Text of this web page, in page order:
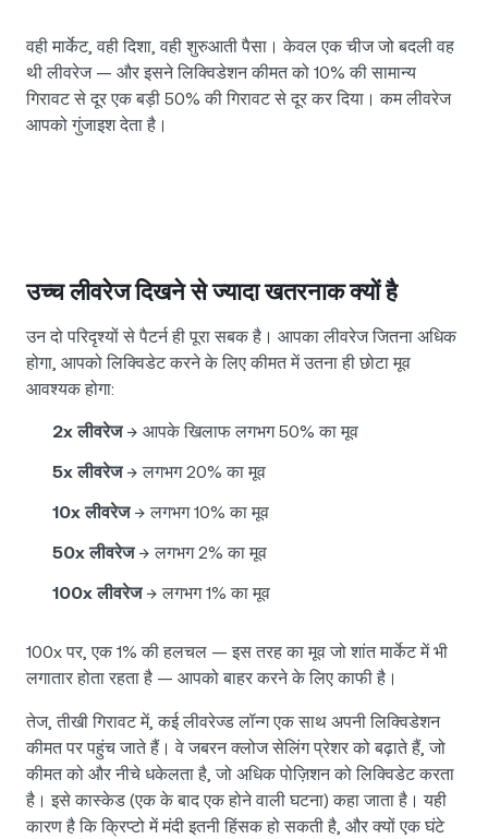
वही मार्केट, वही दिशा, वही शुरुआती पैसा। केवल एक चीज जो बदली वह
थी लीवरेज — और इसने लिक्विडेशन कीमत को 10% की सामान्य
गिरावट से दूर एक बड़ी 50% की गिरावट से दूर कर दिया। कम लीवरेज
आपको गुंजाइश देता है।
उच्च लीवरेज दिखने से ज्यादा खतरनाक क्यों है
उन दो परिदृश्यों से पैटर्न ही पूरा सबक है। आपका लीवरेज जितना अधिक
होगा, आपको लिक्विडेट करने के लिए कीमत में उतना ही छोटा मूव
आवश्यक होगा:
2x लीवरेज→ आपके खिलाफ लगभग 50% का मूव
5x लीवरेज→ लगभग 20% का मूव
10x लीवरेज→ लगभग 10% का मूव
50x लीवरेज→ लगभग 2% का मूव
100x लीवरेज→ लगभग 1% का मूव
100x पर, एक 1% की हलचल — इस तरह का मूव जो शांत मार्केट में भी
लगातार होता रहता है — आपको बाहर करने के लिए काफी है।
तेज, तीखी गिरावट में, कई लीवरेज्ड लॉन्ग एक साथ अपनी लिक्विडेशन
कीमत पर पहुंच जाते हैं। वे जबरन क्लोज सेलिंग प्रेशर को बढ़ाते हैं, जो
कीमत को और नीचे धकेलता है, जो अधिक पोज़िशन को लिक्विडेट करता
है। इसे कास्केड (एक के बाद एक होने वाली घटना) कहा जाता है। यही
कारण है कि क्रिप्टो में मंदी इतनी हिंसक हो सकती है, और क्यों एक घंटे